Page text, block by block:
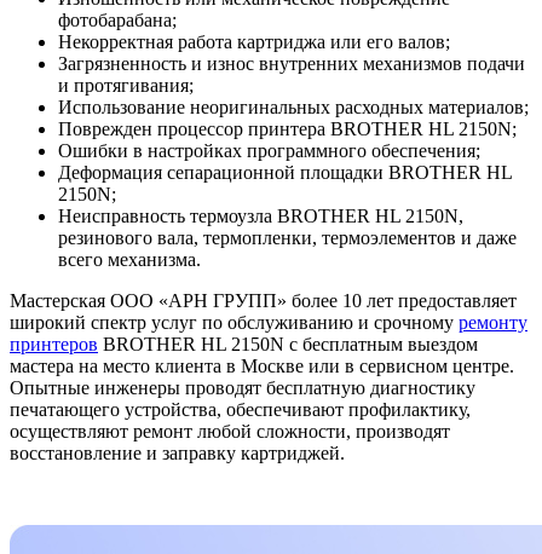
фотобарабана;
Некорректная работа картриджа или его валов;
Загрязненность и износ внутренних механизмов подачи
и протягивания;
Использование неоригинальных расходных материалов;
Поврежден процессор принтера BROTHER HL 2150N;
Ошибки в настройках программного обеспечения;
Деформация сепарационной площадки BROTHER HL
2150N;
Неисправность термоузла BROTHER HL 2150N,
резинового вала, термопленки, термоэлементов и даже
всего механизма.
Мастерская ООО «АРН ГРУПП» более 10 лет предоставляет
широкий спектр услуг по обслуживанию и срочному ремонту
принтеров BROTHER HL 2150N с бесплатным выездом
мастера на место клиента в Москве или в сервисном центре.
Опытные инженеры проводят бесплатную диагностику
печатающего устройства, обеспечивают профилактику,
осуществляют ремонт любой сложности, производят
восстановление и заправку картриджей.